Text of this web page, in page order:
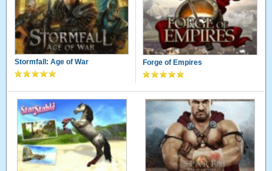
Stormfall: Age of War Forge of Empires